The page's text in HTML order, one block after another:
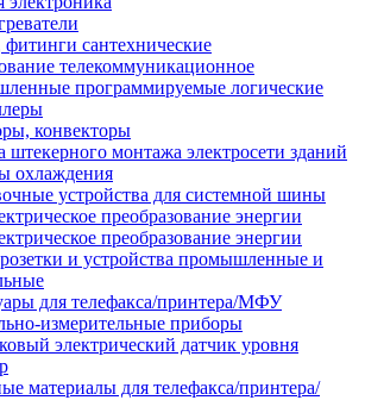
сантехнические
телекоммуникационное
программируемые логические
конвекторы
штекерного монтажа электросети зданий
охлаждения
устройства для системной шины
преобразование энергии
преобразование энергии
и устройства промышленные и
для телефакса/принтера/МФУ
измерительные приборы
электрический датчик уровня
материалы для телефакса/принтера/